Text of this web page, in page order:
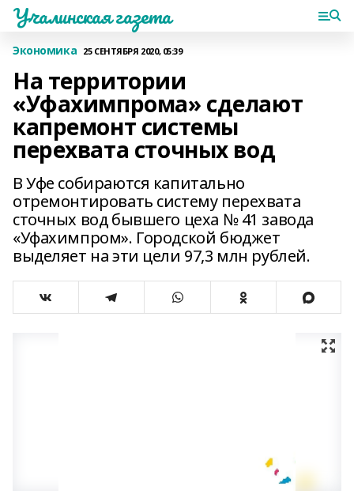
Учалинская газета
Экономика 25 СЕНТЯБРЯ 2020, 05:39
На территории
«Уфахимпрома» сделают
капремонт системы
перехвата сточных вод
В Уфе собираются капитально
отремонтировать систему перехвата
сточных вод бывшего цеха № 41 завода
«Уфахимпром». Городской бюджет
выделяет на эти цели 97,3 млн рублей.